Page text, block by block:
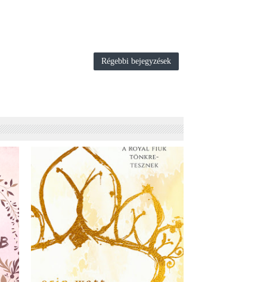
Régebbi bejegyzések